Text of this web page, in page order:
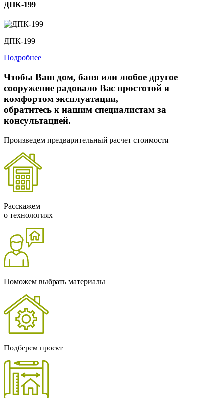
ДПК-199
ДПК-199
Подробнее
Чтобы Ваш дом, баня или любое другое
сооружение радовало Вас простотой и
комфортом эксплуатации,
обратитесь к нашим специалистам за
консультацией.
Произведем предварительный расчет стоимости
Расскажем
о технологиях
Поможем выбрать материалы
Подберем проект